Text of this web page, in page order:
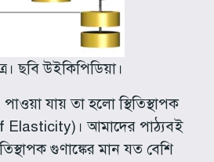
ছবি উইকিপিডিয়া।
পাওয়া যায় তা হলো স্থিতিস্থাপক
Elasticity)। আমাদের পাঠ্যবই
গুণাঙ্কের মান যত বেশি